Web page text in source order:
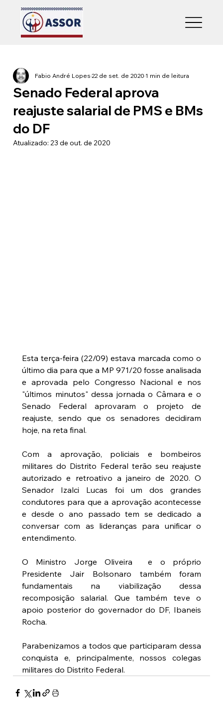
Senado Federal aprova
reajuste salarial de PMS e BMs
do DF
Fabio André Lopes22 de set. de 20201 min de leitura
Atualizado: 23 de out. de 2020
Esta terça-feira (22/09) estava marcada como o
último dia para que a MP 971/20 fosse analisada
e aprovada pelo Congresso Nacional e nos
"últimos minutos" dessa jornada o Câmara e o
Senado Federal aprovaram o projeto de
reajuste, sendo que os senadores decidiram
hoje, na reta final.
Com a aprovação, policiais e bombeiros
militares do Distrito Federal terão seu reajuste
autorizado e retroativo a janeiro de 2020. O
Senador Izalci Lucas foi um dos grandes
condutores para que a aprovação acontecesse
e desde o ano passado tem se dedicado a
conversar com as lideranças para unificar o
entendimento.
O Ministro Jorge Oliveira  e o próprio
Presidente Jair Bolsonaro também foram
fundamentais na viabilização dessa
recomposição salarial. Que também teve o
apoio posterior do governador do DF, Ibaneis
Rocha.
Parabenizamos a todos que participaram dessa
conquista e, principalmente, nossos colegas
militares do Distrito Federal.